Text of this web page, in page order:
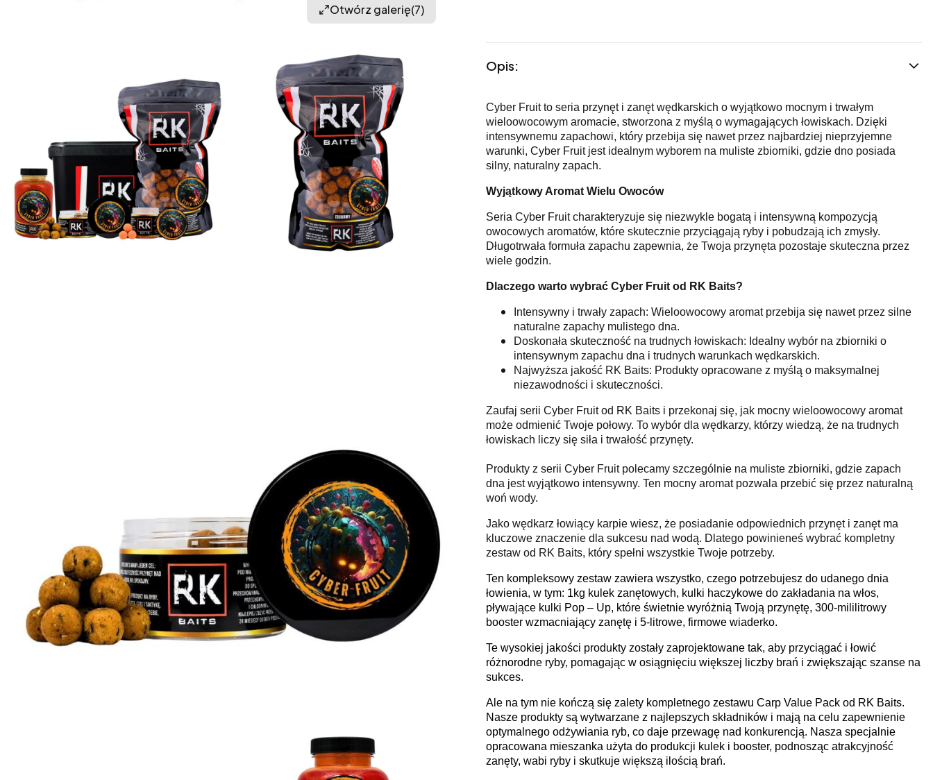
Otwórz galerię(7)
Opis:
Cyber Fruit to seria przynęt i zanęt wędkarskich o wyjątkowo mocnym i trwałym
wieloowocowym aromacie, stworzona z myślą o wymagających łowiskach. Dzięki
intensywnemu zapachowi, który przebija się nawet przez najbardziej nieprzyjemne
warunki, Cyber Fruit jest idealnym wyborem na muliste zbiorniki, gdzie dno posiada
silny, naturalny zapach.
Wyjątkowy Aromat Wielu Owoców
Seria Cyber Fruit charakteryzuje się niezwykle bogatą i intensywną kompozycją
owocowych aromatów, które skutecznie przyciągają ryby i pobudzają ich zmysły.
Długotrwała formuła zapachu zapewnia, że Twoja przynęta pozostaje skuteczna przez
wiele godzin.
Dlaczego warto wybrać Cyber Fruit od RK Baits?
Intensywny i trwały zapach: Wieloowocowy aromat przebija się nawet przez silne
naturalne zapachy mulistego dna.
Doskonała skuteczność na trudnych łowiskach: Idealny wybór na zbiorniki o
intensywnym zapachu dna i trudnych warunkach wędkarskich.
Najwyższa jakość RK Baits: Produkty opracowane z myślą o maksymalnej
niezawodności i skuteczności.
Zaufaj serii Cyber Fruit od RK Baits i przekonaj się, jak mocny wieloowocowy aromat
może odmienić Twoje połowy. To wybór dla wędkarzy, którzy wiedzą, że na trudnych
łowiskach liczy się siła i trwałość przynęty.
Produkty z serii Cyber Fruit polecamy szczególnie na muliste zbiorniki, gdzie zapach
dna jest wyjątkowo intensywny. Ten mocny aromat pozwala przebić się przez naturalną
woń wody.
Jako wędkarz łowiący karpie wiesz, że posiadanie odpowiednich przynęt i zanęt ma
kluczowe znaczenie dla sukcesu nad wodą. Dlatego powinieneś wybrać kompletny
zestaw od RK Baits, który spełni wszystkie Twoje potrzeby.
Ten kompleksowy zestaw zawiera wszystko, czego potrzebujesz do udanego dnia
łowienia, w tym: 1kg kulek zanętowych, kulki haczykowe do zakładania na włos,
pływające kulki Pop – Up, które świetnie wyróżnią Twoją przynętę, 300-mililitrowy
booster wzmacniający zanętę i 5-litrowe, firmowe wiaderko.
Te wysokiej jakości produkty zostały zaprojektowane tak, aby przyciągać i łowić
różnorodne ryby, pomagając w osiągnięciu większej liczby brań i zwiększając szanse na
sukces.
Ale na tym nie kończą się zalety kompletnego zestawu Carp Value Pack od RK Baits.
Nasze produkty są wytwarzane z najlepszych składników i mają na celu zapewnienie
optymalnego odżywiania ryb, co daje przewagę nad konkurencją. Nasza specjalnie
opracowana mieszanka użyta do produkcji kulek i booster, podnosząc atrakcyjność
zanęty, wabi ryby i skutkuje większą ilością brań.